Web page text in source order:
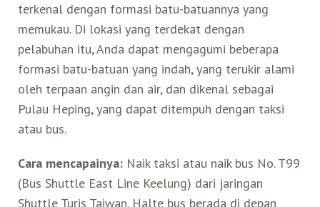
terkenal dengan formasi batu-batuannya yang
memukau. Di lokasi yang terdekat dengan
pelabuhan itu, Anda dapat mengagumi beberapa
formasi batu-batuan yang indah, yang terukir alami
oleh terpaan angin dan air, dan dikenal sebagai
Pulau Heping, yang dapat ditempuh dengan taksi
atau bus.
Cara mencapainya:Naik taksi atau naik bus No. T99
(Bus Shuttle East Line Keelung) dari jaringan
Shuttle Turis Taiwan. Halte bus berada di depan